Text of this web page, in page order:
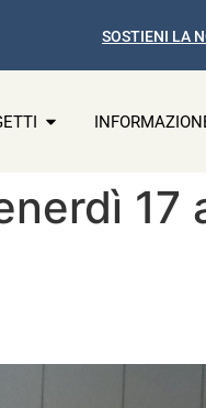
SOSTIENI LA
17